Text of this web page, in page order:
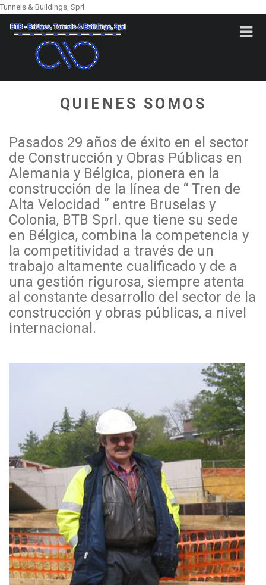
Tunnels & Buildings, Sprl
QUIENES SOMOS
Pasados 29 años de éxito en el sector
de Construcción y Obras Públicas en
Alemania y Bélgica, pionera en la
construcción de la línea de “ Tren de
Alta Velocidad “ entre Bruselas y
Colonia, BTB Sprl. que tiene su sede
en Bélgica, combina la competencia y
la competitividad a través de un
trabajo altamente cualificado y de a
una gestión rigurosa, siempre atenta
al constante desarrollo del sector de la
construcción y obras públicas, a nivel
internacional.